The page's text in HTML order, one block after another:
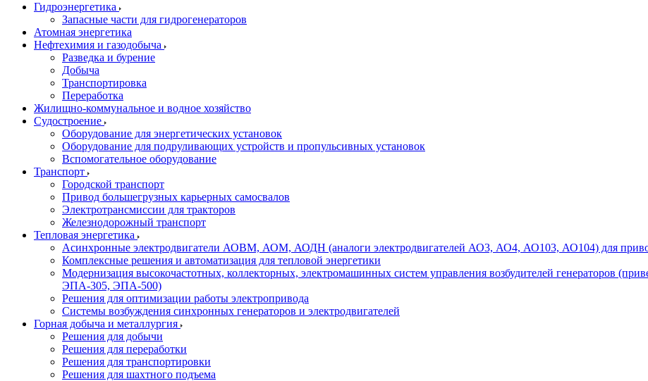
Гидроэнергетика
Запасные части для гидрогенераторов
Атомная энергетика
Нефтехимия и газодобыча
Разведка и бурение
Добыча
Транспортировка
Переработка
Жилищно-коммунальное и водное хозяйство
Судостроение
Оборудование для энергетических установок
Оборудование для подруливающих устройств и пропульсивных установок
Вспомогательное оборудование
Транспорт
Городской транспорт
Привод большегрузных карьерных самосвалов
Электротрансмиссии для тракторов
Железнодорожный транспорт
Тепловая энергетика
Асинхронные электродвигатели АОВМ, АОМ, АОДН (аналоги электродвигателей АО3, АО4, АО103, АО104) для
Комплексные решения и автоматизация для тепловой энергетики
Модернизация высокочастотных, коллекторных, электромашинных систем управления возбудителей генераторов
ЭПА-305, ЭПА-500)
Решения для оптимизации работы электропривода
Системы возбуждения синхронных генераторов и электродвигателей
Горная добыча и металлургия
Решения для добычи
Решения для переработки
Решения для транспортировки
Решения для шахтного подъема